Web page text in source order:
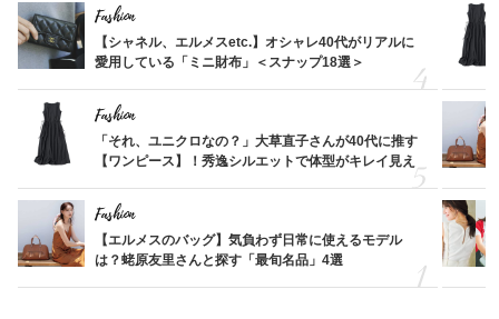
Fashion
【シャネル、エルメスetc.】オシャレ40代がリアルに
愛用している「ミニ財布」＜スナップ18選＞
Fashion
「それ、ユニクロなの？」大草直子さんが40代に推す
【ワンピース】！秀逸シルエットで体型がキレイ見え
Fashion
【エルメスのバッグ】気負わず日常に使えるモデル
は？蛯原友里さんと探す「最旬名品」4選